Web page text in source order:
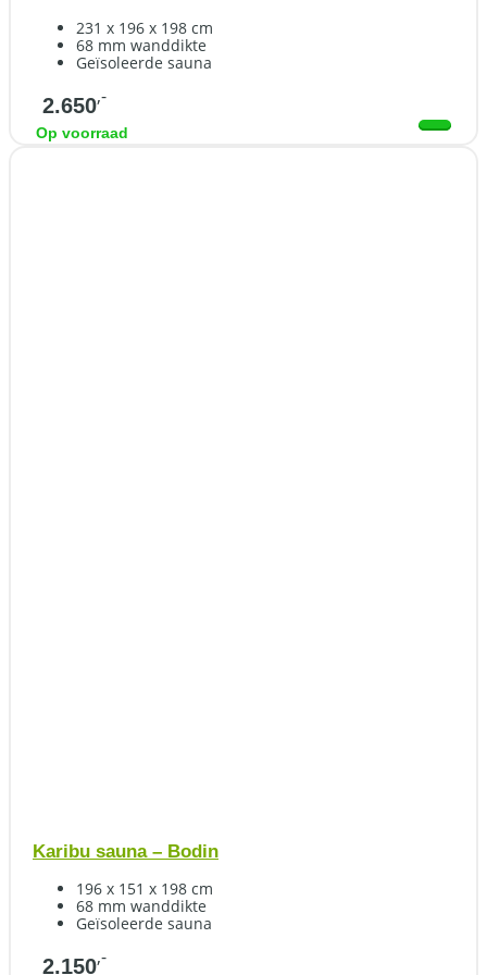
231 x 196 x 198 cm
68 mm wanddikte
Geïsoleerde sauna
2.650,-
Op voorraad
Karibu sauna – Bodin
196 x 151 x 198 cm
68 mm wanddikte
Geïsoleerde sauna
2.150,-